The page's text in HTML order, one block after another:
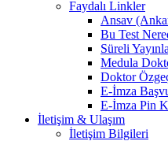
Faydalı Linkler
Ansav
Bu Test
Süreli
Medula
Doktor
E-İmza
E-İmza Pin
İletişim & Ulaşım
İletişim Bilgileri